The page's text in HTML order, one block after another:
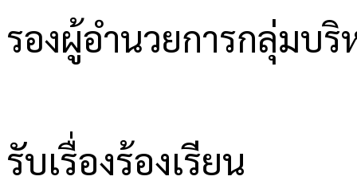
รองผู้อำนวยการกลุ่มบ
รับเรื่องร้องเรียน